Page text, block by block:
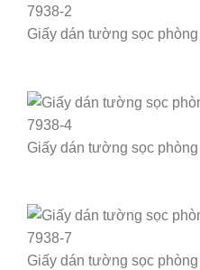
Giấy dán tường sọc
Giấy dán tường sọc
Giấy dán tường sọc